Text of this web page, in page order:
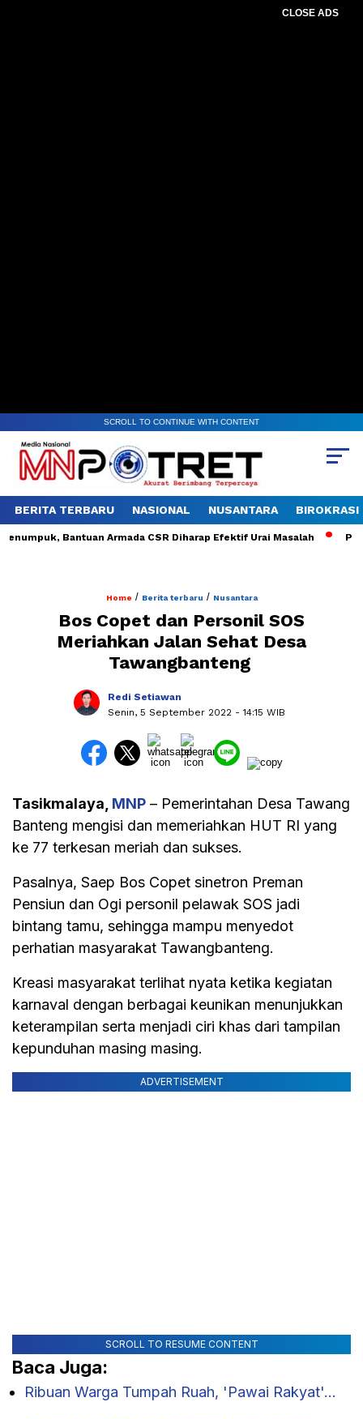
CLOSE ADS
SCROLL TO CONTINUE WITH CONTENT
BERITA TERBARU NASIONAL NUSANTARA BIROKRASI
Bantuan Armada CSR Diharap Efektif Urai Masalah PT
Home / Berita terbaru / Nusantara
Bos Copet dan Personil SOS
Meriahkan Jalan Sehat Desa
Tawangbanteng
Redi Setiawan
Senin, 5 September 2022 - 14:15 WIB
Tasikmalaya, MNP – Pemerintahan Desa Tawang
Banteng mengisi dan memeriahkan HUT RI yang
ke 77 terkesan meriah dan sukses.
Pasalnya, Saep Bos Copet sinetron Preman
Pensiun dan Ogi personil pelawak SOS jadi
bintang tamu, sehingga mampu menyedot
perhatian masyarakat Tawangbanteng.
Kreasi masyarakat terlihat nyata ketika kegiatan
karnaval dengan berbagai keunikan menunjukkan
keterampilan serta menjadi ciri khas dari tampilan
kepunduhan masing masing.
ADVERTISEMENT
SCROLL TO RESUME CONTENT
Baca Juga:
Ribuan Warga Tumpah Ruah, 'Pawai Rakyat'…